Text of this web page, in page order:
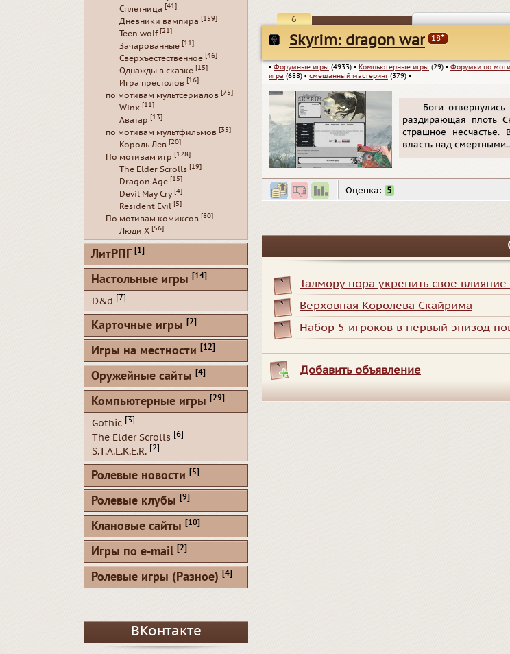
6
Skyrim: dragon war 18+
▪ Форумные игры (4933) ▪ Компьютерные игры (29) ▪ Форумки по
игра (688) ▪ смешанный мастеринг(379) ▪
Боги
раздирающая плоть
страшное
власть над
Оценка: 5
Талмору пора укрепить свое
Верховная Королева Скайрима
Набор 5 игроков в первый эпизод
Добавить объявление
Сплетница [41]
Дневники вампира [159]
Teen wolf [21]
Зачарованные [11]
Сверхъестественное [46]
Однажды в сказке [15]
Игра престолов [16]
по мотивам мультсериалов [75]
Winx [11]
Аватар [13]
по мотивам мультфильмов [35]
Король Лев [20]
По мотивам игр [128]
The Elder Scrolls [19]
Dragon Age [15]
Devil May Cry [4]
Resident Evil [5]
По мотивам комиксов [80]
Люди Х [56]
ЛитРПГ [1]
Настольные игры [14]
D&d [7]
Карточные игры [2]
Игры на местности [12]
Оружейные сайты [4]
Компьютерные игры [29]
Gothic [3]
The Elder Scrolls [6]
S.T.A.L.K.E.R. [2]
Ролевые новости [5]
Ролевые клубы [9]
Клановые сайты [10]
Игры по e-mail [2]
Ролевые игры (Разное) [4]
ВКонтакте